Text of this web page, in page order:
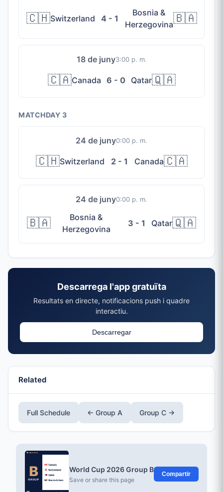
🇨🇭Switzerland 4 - 1
Bosnia &
Herzegovina🇧🇦
18 de juny3:00 p. m.
🇨🇦Canada 6 - 0 Qatar🇶🇦
MATCHDAY 3
24 de juny0:00 p. m.
🇨🇭Switzerland 2 - 1 Canada🇨🇦
24 de juny0:00 p. m.
🇧🇦
Bosnia &
Herzegovina
3 - 1 Qatar🇶🇦
Descarrega l'app gratuïta
Resultats en directe, notificacions push i quadre
interactiu.
Descarregar
Related
Full Schedule ← Group A Group C →
World Cup 2026 Group B
Save or share this page
Compartir